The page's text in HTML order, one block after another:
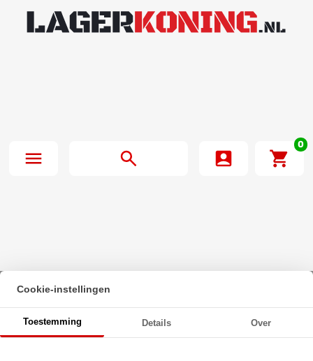
0
Beginpagina·
FAG Kogellager 6307 C 2HRS C3 (35x80x21mm)
Cookie-instellingen
Toestemming Details Over